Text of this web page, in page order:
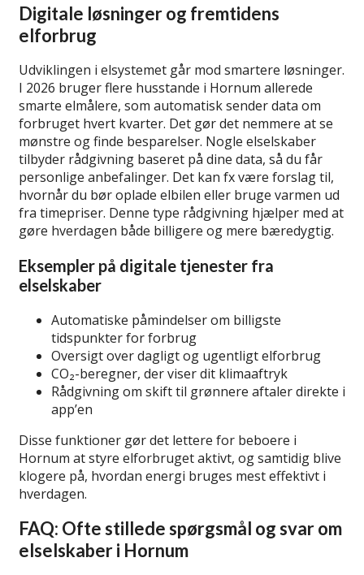
Digitale løsninger og fremtidens
elforbrug
Udviklingen i elsystemet går mod smartere løsninger.
I 2026 bruger flere husstande i Hornum allerede
smarte elmålere, som automatisk sender data om
forbruget hvert kvarter. Det gør det nemmere at se
mønstre og finde besparelser. Nogle elselskaber
tilbyder rådgivning baseret på dine data, så du får
personlige anbefalinger. Det kan fx være forslag til,
hvornår du bør oplade elbilen eller bruge varmen ud
fra timepriser. Denne type rådgivning hjælper med at
gøre hverdagen både billigere og mere bæredygtig.
Eksempler på digitale tjenester fra
elselskaber
Automatiske påmindelser om billigste
tidspunkter for forbrug
Oversigt over dagligt og ugentligt elforbrug
CO₂-beregner, der viser dit klimaaftryk
Rådgivning om skift til grønnere aftaler direkte i
app’en
Disse funktioner gør det lettere for beboere i
Hornum at styre elforbruget aktivt, og samtidig blive
klogere på, hvordan energi bruges mest effektivt i
hverdagen.
FAQ: Ofte stillede spørgsmål og svar om
elselskaber i Hornum